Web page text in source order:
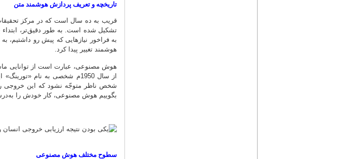
تاریخچه و تعریف پردازش هوشمند متن
قریب به ده سال است که در مرکز
تشکیل شده است. به طور دقیق‌تر، ابتداء
به فراخور نیازهایی که پیش رو
هوشمند تغییر پیدا کرد.
هوش مصنوعی، عبارت است از توانایی
از سال 1950م شخصی به نام
شخص ناظر متوجّه نشود که این خروجی
بگوییم هوش مصنوعی، کار خودش را
سطوح مختلف هوش مصنوعی